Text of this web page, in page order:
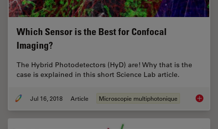
Which Sensor is the Best for Confocal
Imaging?
The Hybrid Photodetectors (HyD) are! Why that is the
case is explained in this short Science Lab article.
Jul 16, 2018 Article Microscopie multiphotonique Which